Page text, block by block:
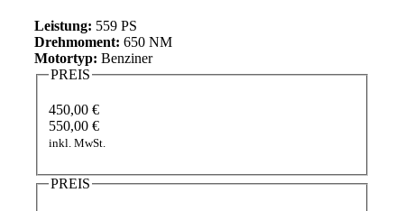
Leistung: 559 PS
Drehmoment: 650 NM
Motortyp: Benziner
PREIS
450,00 €
550,00 €
inkl. MwSt.
PREIS